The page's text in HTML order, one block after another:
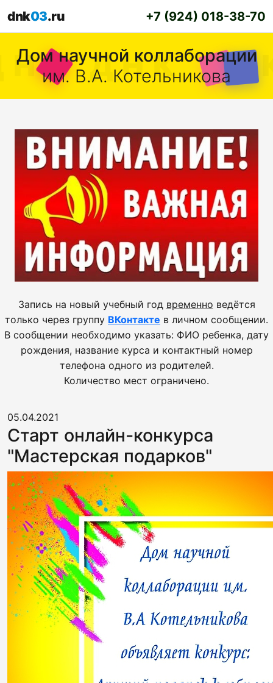
dnk03.ru +7 (924) 018-38-70
Дом научной коллаборации
им. В.А. Котельникова
Запись на новый учебный год временно ведётся
только через группу ВКонтакте в личном сообщении.
В сообщении необходимо указать: ФИО ребенка, дату
рождения, название курса и контактный номер
телефона одного из родителей.
Количество мест ограничено.
05.04.2021
Cтарт онлайн-конкурса
"Мастерская подарков"